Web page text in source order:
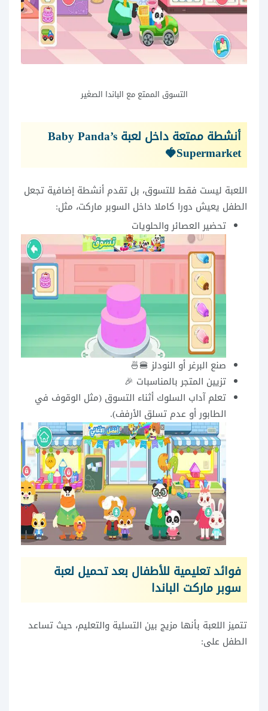
التسوق الممتع مع الباندا الصغير
أنشطة ممتعة داخل لعبة Baby Panda’s
Supermarket🍓
اللعبة ليست فقط للتسوق، بل تقدم أنشطة إضافية تجعل
الطفل يعيش دورا كاملا داخل السوبر ماركت، مثل:
تحضير العصائر والحلويات
صنع البرغر أو النودلز 🍔🍜
تزيين المتجر بالمناسبات 🎉
تعلم آداب السلوك أثناء التسوق (مثل الوقوف في
الطابور أو عدم تسلق الأرفف).
فوائد تعليمية للأطفال بعد تحميل لعبة
سوبر ماركت الباندا
تتميز اللعبة بأنها مزيج بين التسلية والتعليم، حيث تساعد
الطفل على: